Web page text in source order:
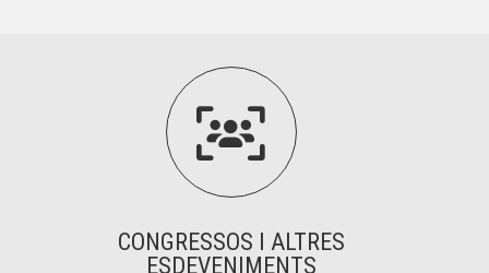

CONGRESSOS I ALTRES
ESDEVENIMENTS